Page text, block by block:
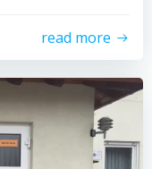
read more